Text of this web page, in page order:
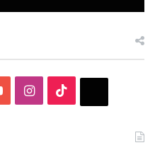
YouTubeInstagram